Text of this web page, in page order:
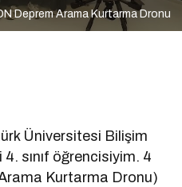
Deprem Arama Kurtarma Dronu
Üniversitesi Bilişim
sınıf öğrencisiyim. 4
Kurtarma Dronu)